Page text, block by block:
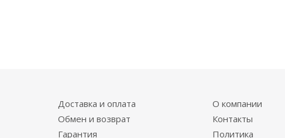
Доставка и оплата
Обмен и возврат
Гарантия
О компании
Контакты
Политика